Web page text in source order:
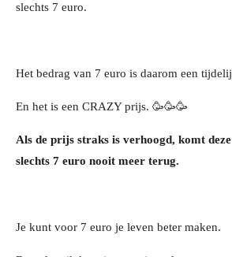
slechts 7 euro.
Het bedrag van 7 euro is daarom een
En het is een CRAZY prijs. 🥳🥳🥳
Als de prijs straks is verhoogd, komt
slechts 7 euro nooit meer terug.
Je kunt voor 7 euro je leven beter maken.